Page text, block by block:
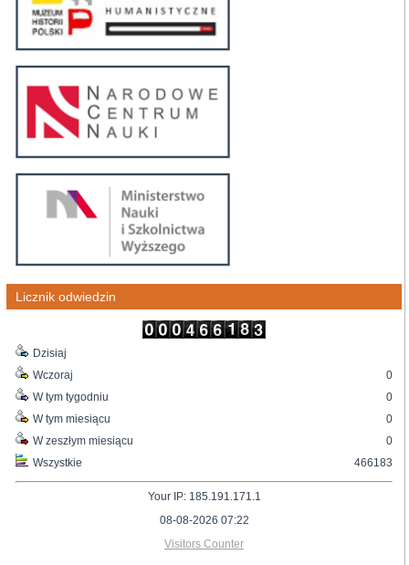
Licznik odwiedzin
Dzisiaj
Wczoraj
W tym tygodniu
W tym miesiącu
W zeszłym miesiącu
Wszystkie
0
0
0
0
466183
Your IP: 185.191.171.1
08-08-2026 07:22
Visitors Counter